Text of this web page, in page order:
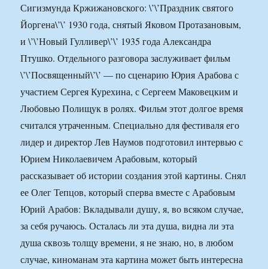
Сигизмунда Кржижановского: \’\’Праздник святого
Йоргена\’\’ 1930 года, снятый Яковом Протазановым,
и \’\’Новый Гулливер\’\’ 1935 года Александра
Птушко. Отдельного разговора заслуживает фильм
\’\’Посвященный\’\’ — по сценарию Юрия Арабова с
участием Сергея Курехина, с Сергеем Маковецким и
Любовью Полищук в ролях. Фильм этот долгое время
считался утраченным. Специально для фестиваля его
лидер и директор Лев Наумов подготовил интервью с
Юрием Николаевичем Арабовым, который
рассказывает об истории создания этой картины. Снял
ее Олег Тепцов, который сперва вместе с Арабовым
Юрий Арабов: Вкладывали душу, я, во всяком случае,
за себя ручаюсь. Осталась ли эта душа, видна ли эта
душа сквозь толщу времени, я не знаю, но, в любом
случае, киноманам эта картина может быть интересна